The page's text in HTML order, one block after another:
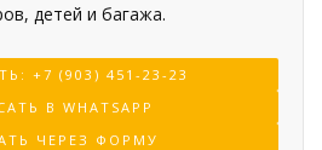
детей и багажа.
+7 (903) 451-23-23
В WHATSAPP
ЧЕРЕЗ ФОРМУ